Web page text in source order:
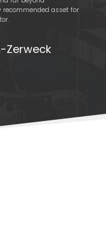
asset for
Zerweck